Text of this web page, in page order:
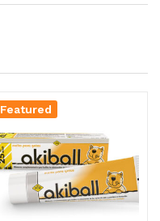
Featured